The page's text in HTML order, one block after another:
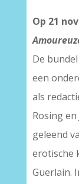
Op 21
De
een
als
Rosing
geleend
erotische
Guerlain.